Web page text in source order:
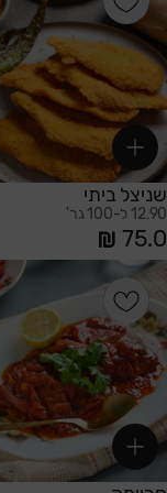
זכור אותי
שניצל ביתי
12.90 ל-100 גר'
75.0
הוספה לסל